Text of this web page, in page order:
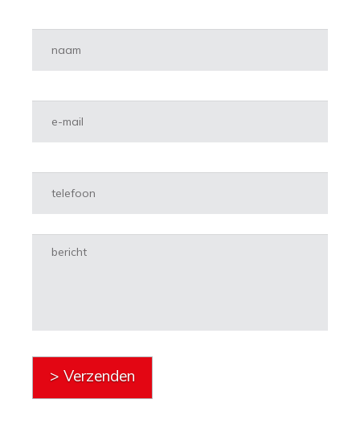
Naam *
E-mailadres *
Telefoon
> Verzenden